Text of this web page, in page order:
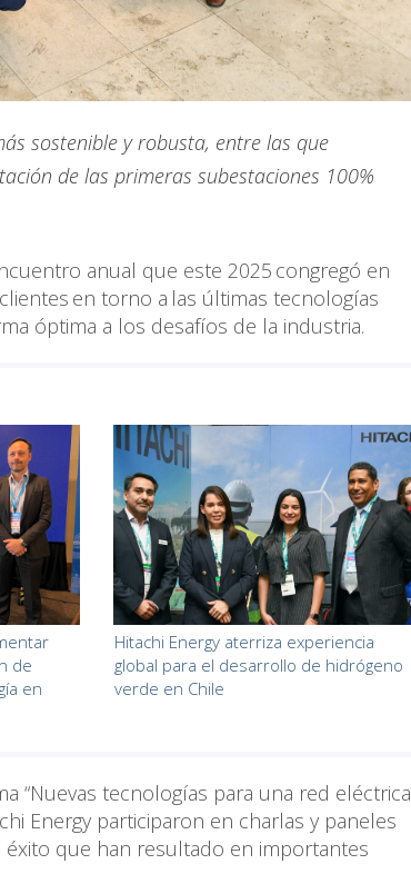
sostenible y robusta, entre las que
de las primeras subestaciones 100%
anual que este 2025 congregó en
en torno a las últimas tecnologías
óptima a los desafíos de la industria.
de
en
Hitachi Energy aterriza experiencia
global para el desarrollo de hidrógeno
verde en Chile
“Nuevas tecnologías para una red eléctrica
Energy participaron en charlas y paneles
que han resultado en importantes